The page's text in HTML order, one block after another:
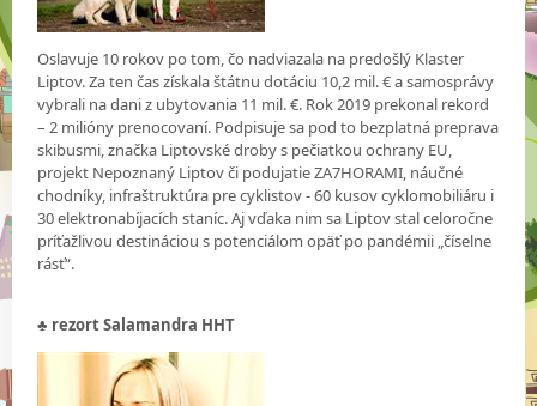
Oslavuje 10 rokov po tom, čo nadviazala na predošlý Klaster
Liptov. Za ten čas získala štátnu dotáciu 10,2 mil. € a samosprávy
vybrali na dani z ubytovania 11 mil. €. Rok 2019 prekonal rekord
– 2 milióny prenocovaní. Podpisuje sa pod to bezplatná preprava
skibusmi, značka Liptovské droby s pečiatkou ochrany EU,
projekt Nepoznaný Liptov či podujatie ZA7HORAMI, náučné
chodníky, infraštruktúra pre cyklistov - 60 kusov cyklomobiliáru i
30 elektronabíjacích staníc. Aj vďaka nim sa Liptov stal celoročne
príťažlivou destináciou s potenciálom opäť po pandémii „číselne
rásť“.
♣ rezort Salamandra HHT